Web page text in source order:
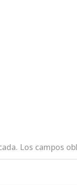
Los campos